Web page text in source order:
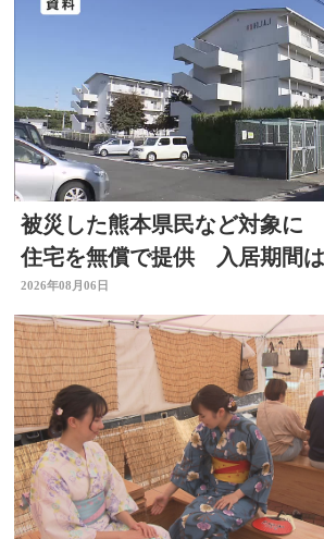
被災した熊本県民など対象に
住宅を無償で提供 入居期間
【令和8年熊本地震】
2026年08月06日